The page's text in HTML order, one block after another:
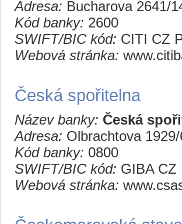
Adresa: Bucharova 2641/
Kód banky: 2600
SWIFT/BIC kód: CITI CZ
Webová stránka:
Česká spořitelna
Název banky: Česká
Adresa: Olbrachtova
Kód banky: 0800
SWIFT/BIC kód: GIBA CZ
Webová stránka: